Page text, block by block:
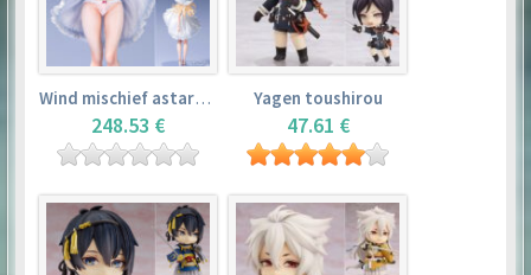
Wind mischief astarotte
248.53 €
Yagen toushirou
47.61 €